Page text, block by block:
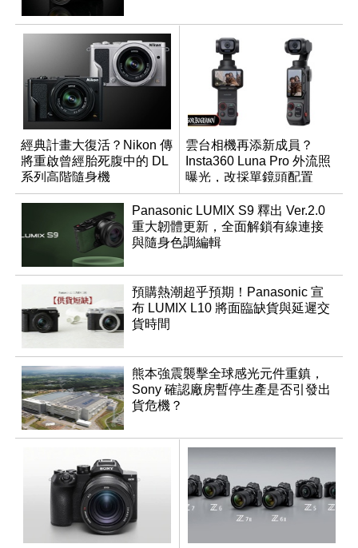
經典計畫大復活？Nikon 傳
將重啟曾經胎死腹中的 DL
系列高階隨身機
雲台相機再添新成員？
Insta360 Luna Pro 外流照
曝光，改採單鏡頭配置
Panasonic LUMIX S9 釋出 Ver.2.0
重大韌體更新，全面解鎖有線連接
與隨身色調編輯
預購熱潮超乎預期！Panasonic 宣
布 LUMIX L10 將面臨缺貨與延遲交
貨時間
熊本強震襲擊全球感光元件重鎮，
Sony 確認廠房暫停生產是否引發出
貨危機？